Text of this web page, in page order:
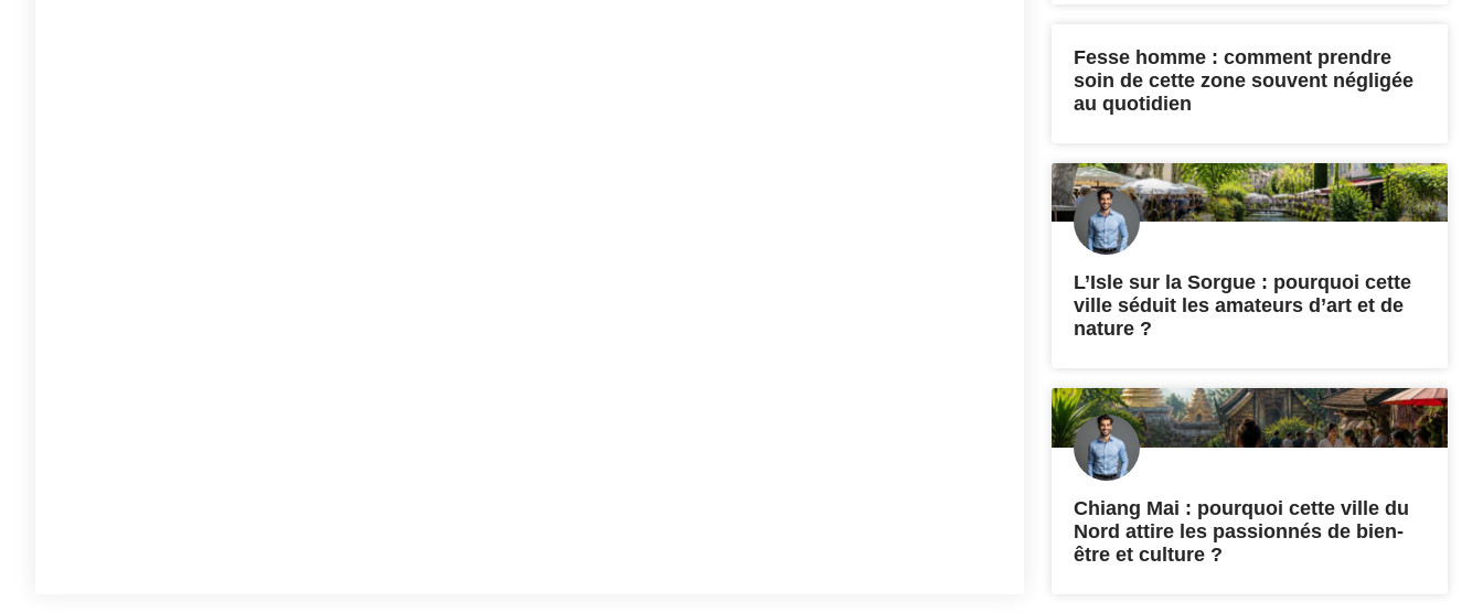
Fesse homme : comment prendre
soin de cette zone souvent négligée
au quotidien
L’Isle sur la Sorgue : pourquoi cette
ville séduit les amateurs d’art et de
nature ?
Chiang Mai : pourquoi cette ville du
Nord attire les passionnés de bien-
être et culture ?